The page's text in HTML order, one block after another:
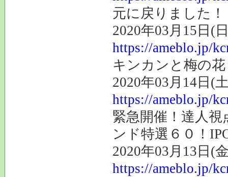
元に戻りました！
2020年03月15日(
https://ameblo.jp/
キンカンと梅の花
2020年03月14日(
https://ameblo.jp/
緊急開催！達人
ンド特選６０！
2020年03月13日(
https://ameblo.jp/